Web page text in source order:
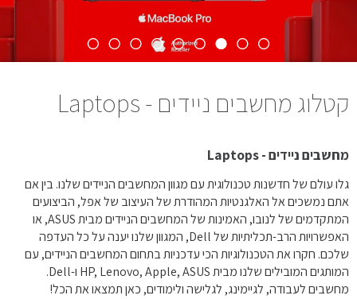
קטלוג מחשבים ניידים - Laptops
מחשבים ניידים - Laptops
גלו עולם של חדשנות טכנולוגית עם מגוון המחשבים הניידים שלנו. בין אם
אתם נמשכים אל האלגנטיות המהודרת של העיצוב של אפל, הביצועים
המתקדמים של לנובו, האמינות של המחשבים הניידים מבית ASUS, או
האפשרויות הרב-תכליתיות של Dell, המגוון שלנו יענה על כל העדפה
שלכם. חקרו את הטכנולוגיות הכי עדכניות בתחום המחשבים הניידים, עם
המותגים המובילים שלנו מבית HP, Lenovo, Apple, ASUS ו-Dell.
מחשבים לעבודה, לגיימינג, לגלישה ולימודים, כאן תמצאו את הכל!